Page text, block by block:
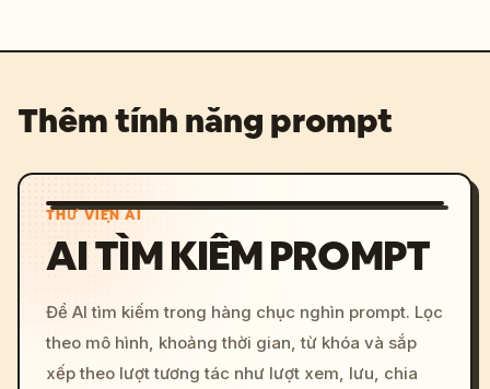
Thêm tính năng prompt
THƯ VIỆN AI
AI TÌM KIẾM PROMPT
Để AI tìm kiếm trong hàng chục nghìn prompt. Lọc
theo mô hình, khoảng thời gian, từ khóa và sắp
xếp theo lượt tương tác như lượt xem, lưu, chia